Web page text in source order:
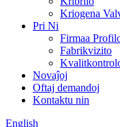
Kriogena
Pri Ni
Firmaa
Fabrikvizito
Novaĵoj
Oftaj demandoj
Kontaktu nin
English